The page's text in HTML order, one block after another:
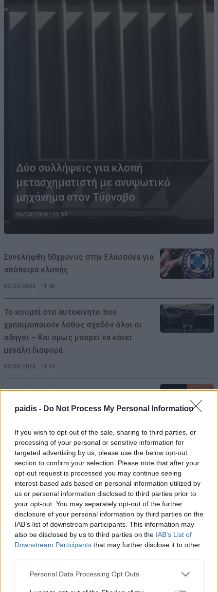
paidis - Do Not Process My Personal Information
If you wish to opt-out of the sale, sharing to third parties, or
processing of your personal or sensitive information for
targeted advertising by us, please use the below opt-out
section to confirm your selection. Please note that after your
opt-out request is processed you may continue seeing
interest-based ads based on personal information utilized by
us or personal information disclosed to third parties prior to
your opt-out. You may separately opt-out of the further
disclosure of your personal information by third parties on the
IAB’s list of downstream participants. This information may
also be disclosed by us to third parties on the IAB’s List of
Downstream Participants that may further disclose it to other
Personal Data Processing Opt Outs
Δύο συλλήψεις για κλοπή
μετασχηματιστή με ανυψωτικό
μηχάνημα στον Τύρναβο
06/08/2026 , 11:56
Συνελήφθη 50χρονος στην Ελασσόνα για
απόπειρα κλοπής
06/08/2026 , 11:45
Το κουμπί στο αυτοκίνητο που
χρησιμοποιούν λάθος σχεδόν όλοι οι
οδηγοί – Και όμως μπορεί να κάνει
μεγάλη διαφορά
06/08/2026 , 11:10
Η μεγάλη οθόνη συνεχίζεται στο
Κηποθέατρο Αλκαζάρ με τέσσερις
και μεγάλους
06/08/2026 , 11:10
Το Viagra ίσως κάνει πολύ περισσότερα
από όσα γνωρίζαμε μέχρι σήμερα – Η
ανακάλυψη που ενθουσιάζει τους
επιστήμονες
06/08/2026 , 10:43
αλλά από όλα τα υπόλοιπα